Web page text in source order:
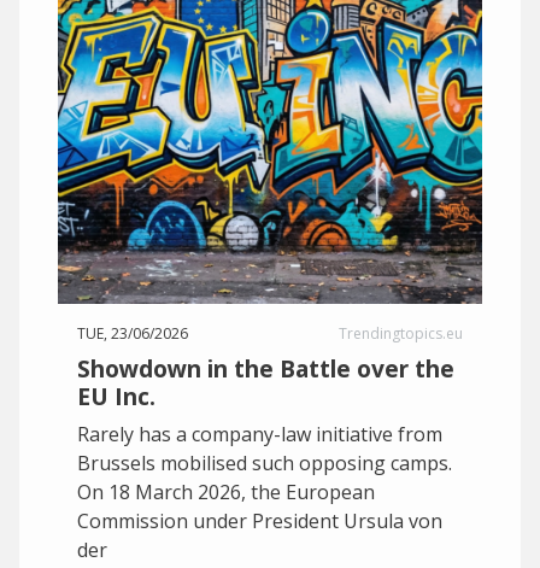
TUE, 23/06/2026 Trendingtopics.eu
Showdown in the Battle over the
EU Inc.
Rarely has a company-law initiative from
Brussels mobilised such opposing camps.
On 18 March 2026, the European
Commission under President Ursula von
der